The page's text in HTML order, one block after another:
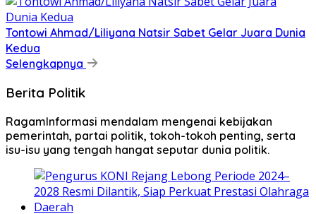
Tontowi Ahmad/Liliyana Natsir Sabet Gelar Juara Dunia
Kedua
Selengkapnya
Berita Politik
RagamInformasi mendalam mengenai kebijakan
pemerintah, partai politik, tokoh-tokoh penting, serta
isu-isu yang tengah hangat seputar dunia politik.